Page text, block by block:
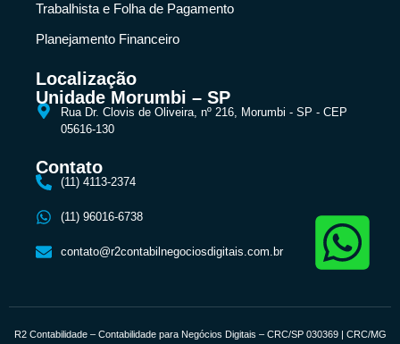
Trabalhista e Folha de Pagamento
Planejamento Financeiro
Localização
Unidade Morumbi – SP
Rua Dr. Clovis de Oliveira, nº 216, Morumbi - SP - CEP
05616-130
Contato
(11) 4113-2374
(11) 96016-6738
contato@r2contabilnegociosdigitais.com.br
R2 Contabilidade – Contabilidade para Negócios Digitais – CRC/SP 030369 | CRC/MG